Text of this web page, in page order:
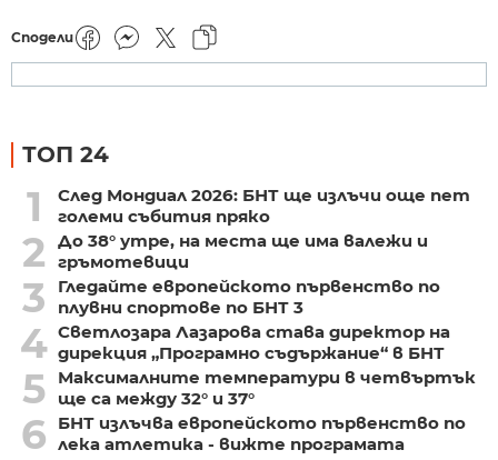
Сподели
ТОП 24
1
След Мондиал 2026: БНТ ще излъчи още пет
големи събития пряко
2
До 38° утре, на места ще има валежи и
гръмотевици
3
Гледайте европейското първенство по
плувни спортове по БНТ 3
4 Светлозара Лазарова става директор на
дирекция „Програмно съдържание“ в БНТ
5
Максималните температури в четвъртък
ще са между 32° и 37°
6
БНТ излъчва европейското първенство по
лека атлетика - вижте програмата